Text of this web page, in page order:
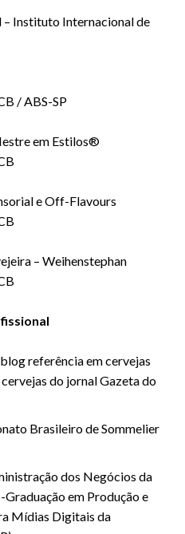
Instituto Internacional de
/ ABS-SP
em Estilos®
e Off-Flavours
– Weihenstephan
referência em cervejas
do jornal Gazeta do
Brasileiro de Sommelier
dos Negócios da
Graduação em Produção e
Mídias Digitais da